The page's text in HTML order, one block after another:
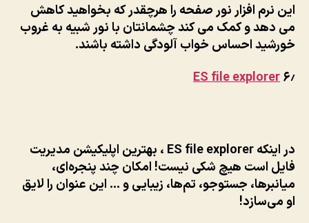
این نرم افزار نور صفحه را هرچقدر که بخواهید کاهش
می دهد و کمک می کند چشمانتان با نور شبیه به غروب
خورشید احساس خواب آلودگی داشته باشند.
۶٫ES file explorer
در اینکه ES file explorer ، بهترین اپلیکیشن مدیریت
فایل است هیچ شکی نیست! امکان چند پنجره‌ای،
میانبرها، جستوجو، تم‌ها، زیبایی و … این عنوان را لایق
او می‌سازد!